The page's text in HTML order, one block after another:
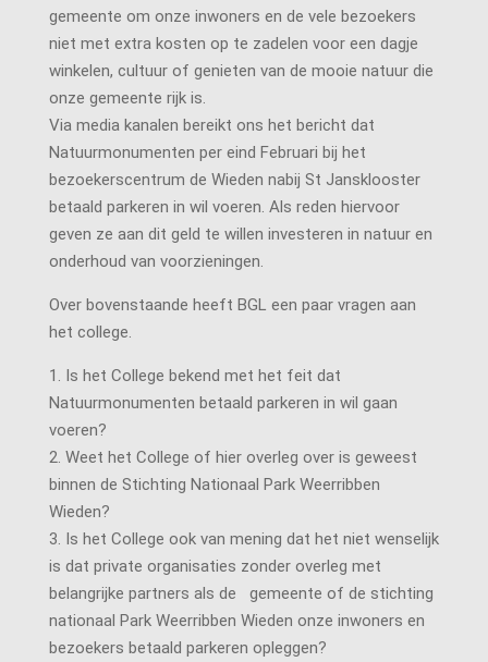
gemeente om onze inwoners en de vele bezoekers
niet met extra kosten op te zadelen voor een dagje
winkelen, cultuur of genieten van de mooie natuur die
onze gemeente rijk is.
Via media kanalen bereikt ons het bericht dat
Natuurmonumenten per eind Februari bij het
bezoekerscentrum de Wieden nabij St Jansklooster
betaald parkeren in wil voeren. Als reden hiervoor
geven ze aan dit geld te willen investeren in natuur en
onderhoud van voorzieningen.
Over bovenstaande heeft BGL een paar vragen aan
het college.
1. Is het College bekend met het feit dat
Natuurmonumenten betaald parkeren in wil gaan
voeren?
2. Weet het College of hier overleg over is geweest
binnen de Stichting Nationaal Park Weerribben
Wieden?
3. Is het College ook van mening dat het niet wenselijk
is dat private organisaties zonder overleg met
belangrijke partners als de gemeente of de stichting
nationaal Park Weerribben Wieden onze inwoners en
bezoekers betaald parkeren opleggen?